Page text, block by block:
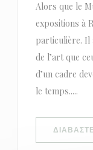
Alors que le
expositions à
particulière. Il
de l’art que
d’un cadre
le temps.....